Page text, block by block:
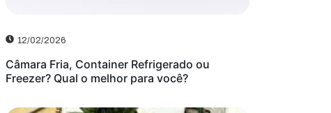
12/02/2026
Câmara Fria, Container Refrigerado ou
Freezer? Qual o melhor para você?